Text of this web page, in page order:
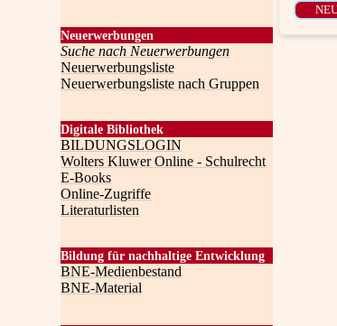
Neuerwerbungen
Suche nach Neuerwerbungen
Neuerwerbungsliste
Neuerwerbungsliste nach Gruppen
Digitale Bibliothek
BILDUNGSLOGIN
Wolters Kluwer Online - Schulrecht
E-Books
Online-Zugriffe
Literaturlisten
Bildung für nachhaltige Entwicklung
BNE-Medienbestand
BNE-Material